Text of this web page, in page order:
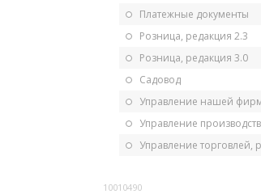
Платежные документы
Розница, редакция 2.3
Розница, редакция 3.0
Садовод
Управление нашей
Управление
Управление торговлей,
10010490